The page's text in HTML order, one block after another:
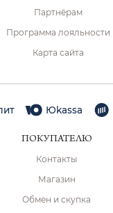
Партнёрам
Программа лояльности
Карта сайта
Юkassa
ПОКУПАТЕЛЮ
Контакты
Магазин
Обмен и скупка